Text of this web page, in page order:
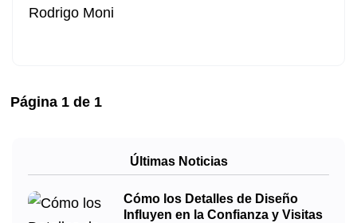
Rodrigo Moni
Página 1 de 1
Últimas Noticias
Cómo los Detalles de Diseño
Influyen en la Confianza y Visitas